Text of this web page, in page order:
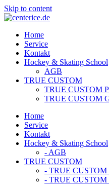
Skip to content
Home
Service
Kontakt
Hockey & Skating School
AGB
TRUE CUSTOM
TRUE CUSTOM
TRUE CUSTOM
Home
Service
Kontakt
Hockey & Skating School
- AGB
TRUE CUSTOM
- TRUE
- TRUE